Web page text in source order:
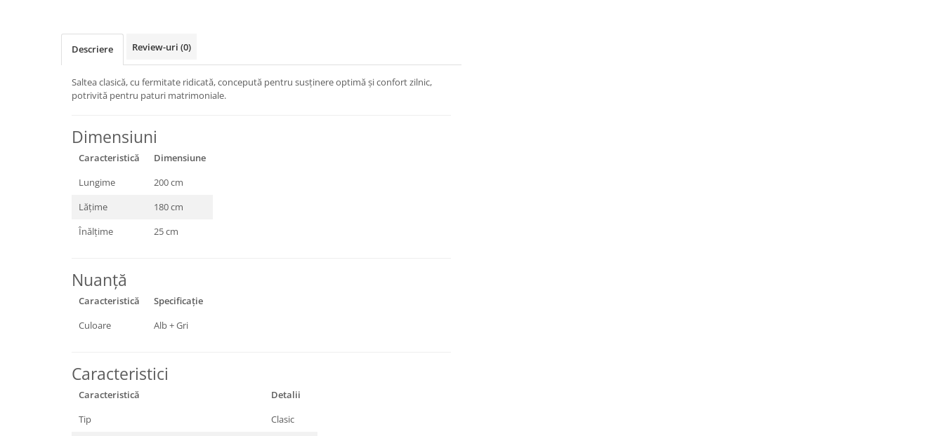
Descriere Review-uri (0)
Saltea clasică, cu fermitate ridicată, concepută pentru susținere optimă și confort zilnic,
potrivită pentru paturi matrimoniale.
Dimensiuni
Caracteristică
Dimensiune
Lungime
200 cm
Lățime
180 cm
Înălțime
25 cm
Nuanță
Caracteristică
Specificație
Culoare
Alb + Gri
Caracteristici
Caracteristică
Detalii
Tip
Clasic